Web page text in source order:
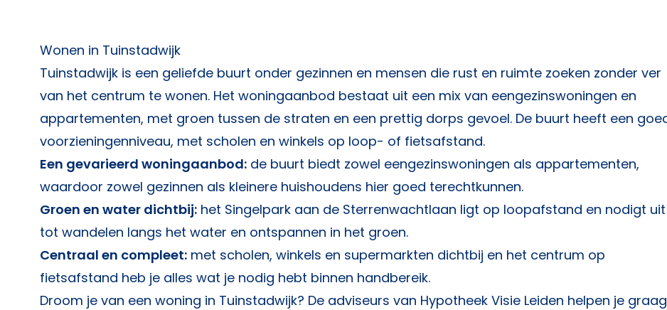
Wonen in Tuinstadwijk
Tuinstadwijk is een geliefde buurt onder gezinnen en mensen die rust en ruimte zoeken zonder ver
van het centrum te wonen. Het woningaanbod bestaat uit een mix van eengezinswoningen en
appartementen, met groen tussen de straten en een prettig dorps gevoel. De buurt heeft een
voorzieningenniveau, met scholen en winkels op loop- of fietsafstand.
Een gevarieerd woningaanbod: de buurt biedt zowel eengezinswoningen als appartementen,
waardoor zowel gezinnen als kleinere huishoudens hier goed terechtkunnen.
Groen en water dichtbij: het Singelpark aan de Sterrenwachtlaan ligt op loopafstand en nodigt uit
tot wandelen langs het water en ontspannen in het groen.
Centraal en compleet: met scholen, winkels en supermarkten dichtbij en het centrum op
fietsafstand heb je alles wat je nodig hebt binnen handbereik.
Droom je van een woning in Tuinstadwijk? De adviseurs van Hypotheek Visie Leiden helpen je graag